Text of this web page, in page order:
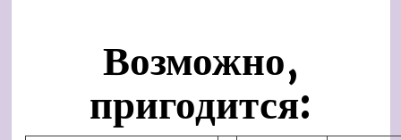
Возможно,
пригодится: